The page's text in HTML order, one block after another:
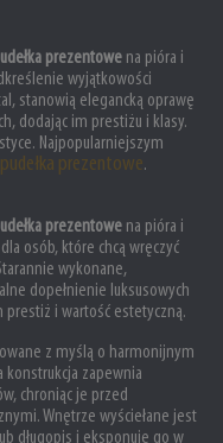
prezentowe na pióra i
wyjątkowości
stanowią elegancką oprawę
dodając im prestiżu i klasy.
Najpopularniejszym
prezentowe.
prezentowe na pióra i
osób, które chcą wręczyć
wykonane,
dopełnienie luksusowych
i wartość estetyczną.
z myślą o harmonijnym
konstrukcja zapewnia
chroniąc je przed
Wnętrze wyściełane jest
długopis i eksponuje go w